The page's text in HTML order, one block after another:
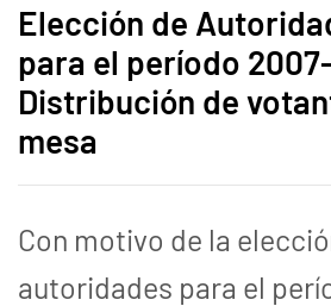
Elección de
para el período
Distribución de
mesa
Con motivo de la
autoridades para el